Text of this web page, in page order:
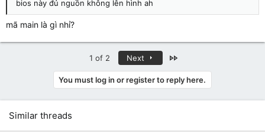
bios này đủ nguồn không lên hình ah
mã main là gì nhỉ?
1 of 2 Next
You must log in or register to reply here.
Similar threads